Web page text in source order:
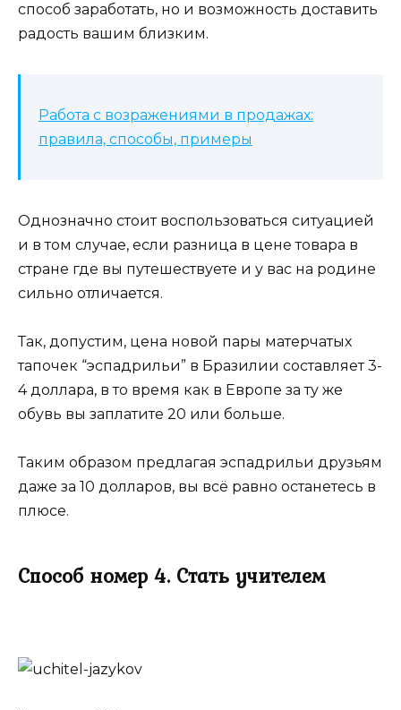
способ заработать, но и возможность доставить
радость вашим близким.
Работа с возражениями в продажах:
правила, способы, примеры
Однозначно стоит воспользоваться ситуацией
и в том случае, если разница в цене товара в
стране где вы путешествуете и у вас на родине
сильно отличается.
Так, допустим, цена новой пары матерчатых
тапочек “эспадрильи” в Бразилии составляет 3-
4 доллара, в то время как в Европе за ту же
обувь вы заплатите 20 или больше.
Таким образом предлагая эспадрильи друзьям
даже за 10 долларов, вы всё равно останетесь в
плюсе.
Способ номер 4. Стать учителем